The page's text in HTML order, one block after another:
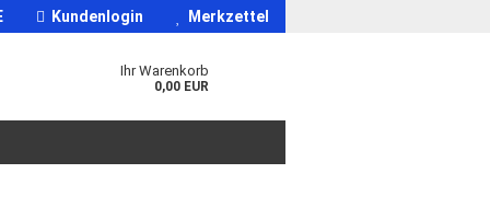
Kundenlogin Merkzettel
Ihr Warenkorb
0,00 EUR